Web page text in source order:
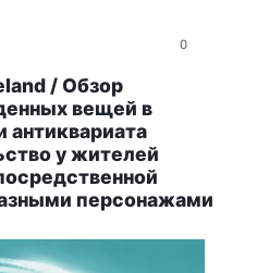
0
/ Обзор
вещей в
антиквариата
у жителей
персонажами